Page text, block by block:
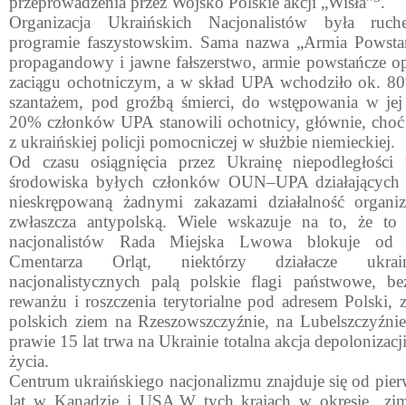
Organizacja Ukraińskich Nacjonalistów była
programie faszystowskim. Sama nazwa „Armia
propagandowy i jawne fałszerstwo, armie powstańcze
zaciągu ochotni­czym, a w skład UPA wchodziło ok.
szantażem, pod groźbą śmierci, do wstępowania w
20% członków UPA stanowili ochotnicy, głównie,
z ukraińskiej policji pomocniczej w służbie niemieckiej.
Od czasu osiągnięcia przez Ukrainę
środowiska byłych członków OUN–UPA
nies­krępowaną żadnymi zakazami działalność
zwłasz­cza antypolską. Wiele wskazuje na to, że to
nacjonalistów Rada Miej­ska Lwowa blokuje od
Cmentarza Orląt, niektórzy działacze
nacjonalistycznych palą polskie flagi państwowe,
rewanżu i roszczenia terytorialne pod adresem Polski,
polskich ziem na Rzeszowszczyźnie, na
prawie 15 lat trwa na Ukrainie totalna akcja
życia.
Centrum ukraińskiego nacjonalizmu znajduje się od